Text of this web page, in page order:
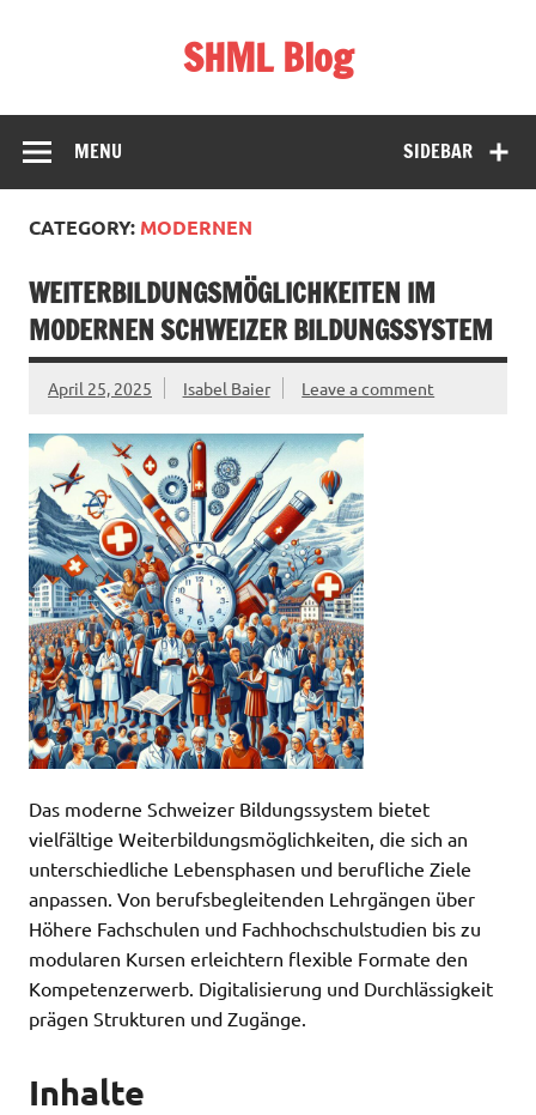
SHML Blog
SIDEBAR
MENU
CATEGORY: MODERNEN
WEITERBILDUNGSMÖGLICHKEITEN IM
MODERNEN SCHWEIZER BILDUNGSSYSTEM
April 25, 2025 Isabel Baier Leave a comment
Das moderne Schweizer Bildungssystem bietet
vielfältige Weiterbildungsmöglichkeiten, die sich an
unterschiedliche Lebensphasen und berufliche Ziele
anpassen. Von berufsbegleitenden Lehrgängen über
Höhere Fachschulen und Fachhochschulstudien bis zu
modularen Kursen erleichtern flexible Formate den
Kompetenzerwerb. Digitalisierung und Durchlässigkeit
prägen Strukturen und Zugänge.
Inhalte